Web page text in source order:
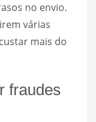
no envio.
várias
mais do
fraudes